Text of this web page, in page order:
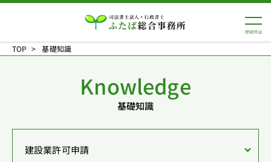
TOP 基礎知識
Knowledge
基礎知識
建設業許可申請